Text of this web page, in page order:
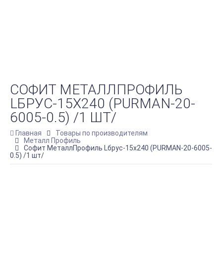
СОФИТ МЕТАЛЛПРОФИЛЬ
LБРУС-15Х240 (PURMAN-20-
6005-0.5) /1 ШТ/
Главная
Товары по производителям
Металл Профиль
Софит МеталлПрофиль Lбрус-15х240 (PURMAN-20-6005-
0.5) /1 шт/